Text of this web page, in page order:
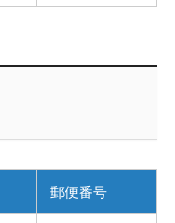
郵便番号